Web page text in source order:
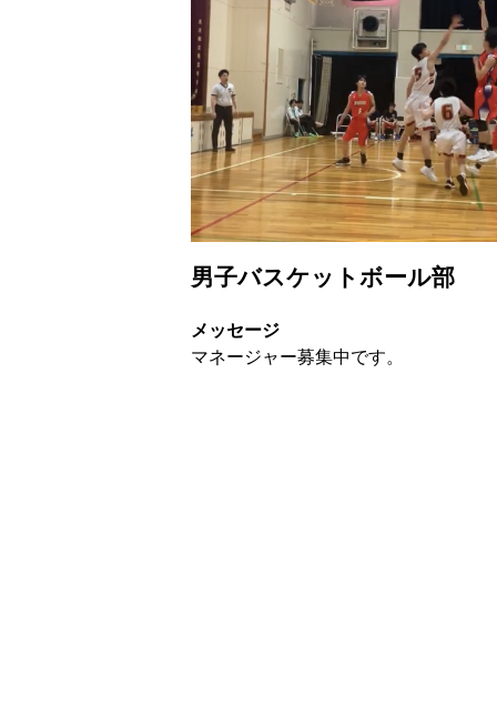
男子バスケットボール部
メッセージ
マネージャー募集中です。